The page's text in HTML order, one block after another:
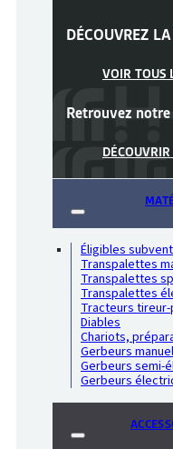
DÉCOUVREZ
VOIR TOUS
Retrouvez notre
Éligibles
Transpalettes
Transpalettes
Transpalettes
Tracteurs
Diables
Chariots,
Gerbeurs
Gerbeurs semi-
Gerbeurs